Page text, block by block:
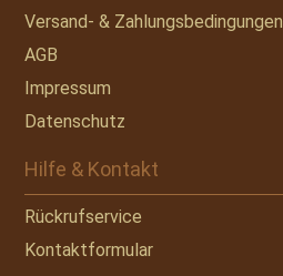
Versand- & Zahlungsbedingungen
AGB
Impressum
Datenschutz
Hilfe & Kontakt
Rückrufservice
Kontaktformular